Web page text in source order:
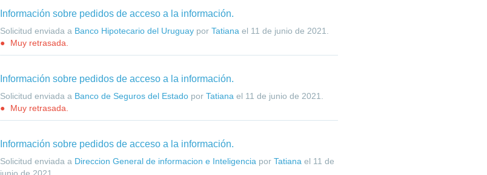
Información sobre pedidos de acceso a la información.
Solicitud enviada a Banco Hipotecario del Uruguaypor Tatiana el 11 de junio de 2021
Muy retrasada.
Información sobre pedidos de acceso a la información.
Solicitud enviada a Banco de Seguros del Estadopor Tatiana el 11 de junio de 2021
Muy retrasada.
Información sobre pedidos de acceso a la información.
Solicitud enviada a Direccion General de informacion e Inteligencia por Tatiana el 11 de